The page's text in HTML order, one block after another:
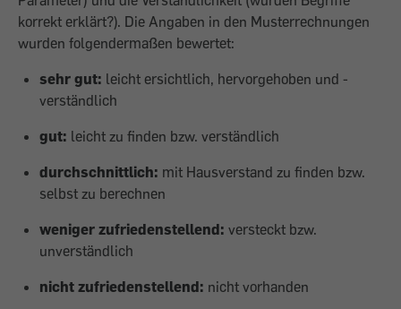
korrekt erklärt?). Die Angaben in den Musterrechnungen
wurden folgender­maßen bewertet:
sehr gut: leicht ersichtlich, hervorgehoben und ­
verständlich
gut: leicht zu finden bzw. verständlich
durchschnittlich: mit Hausverstand zu finden bzw.
selbst zu berechnen
weniger zufriedenstellend: versteckt bzw.
unverständlich
nicht zufriedenstellend: nicht vorhanden